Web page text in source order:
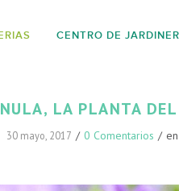
CENTRO DE
LA PLANTA
30 mayo, 2017 / 0 Comentarios / en